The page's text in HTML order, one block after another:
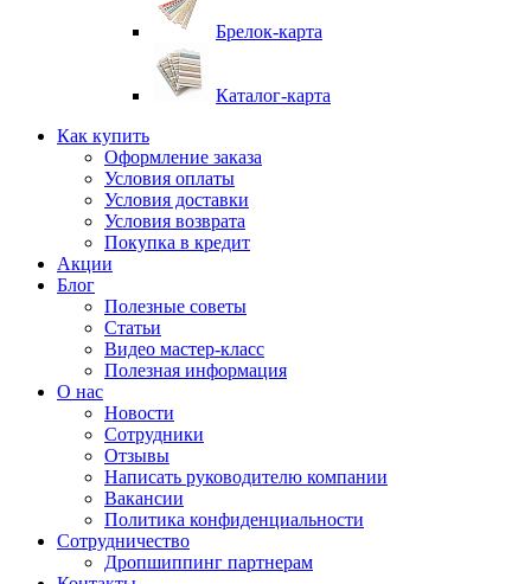
Брелок-карта
Каталог-карта
Как купить
Оформление заказа
Условия оплаты
Условия доставки
Условия возврата
Покупка в кредит
Акции
Блог
Полезные советы
Статьи
Видео мастер-класс
Полезная информация
О нас
Новости
Сотрудники
Отзывы
Написать руководителю компании
Вакансии
Политика конфиденциальности
Сотрудничество
Дропшиппинг партнерам